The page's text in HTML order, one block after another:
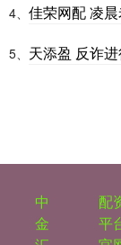
4、 佳荣网配 凌
5、 天添盈 反诈
中
金
配
平